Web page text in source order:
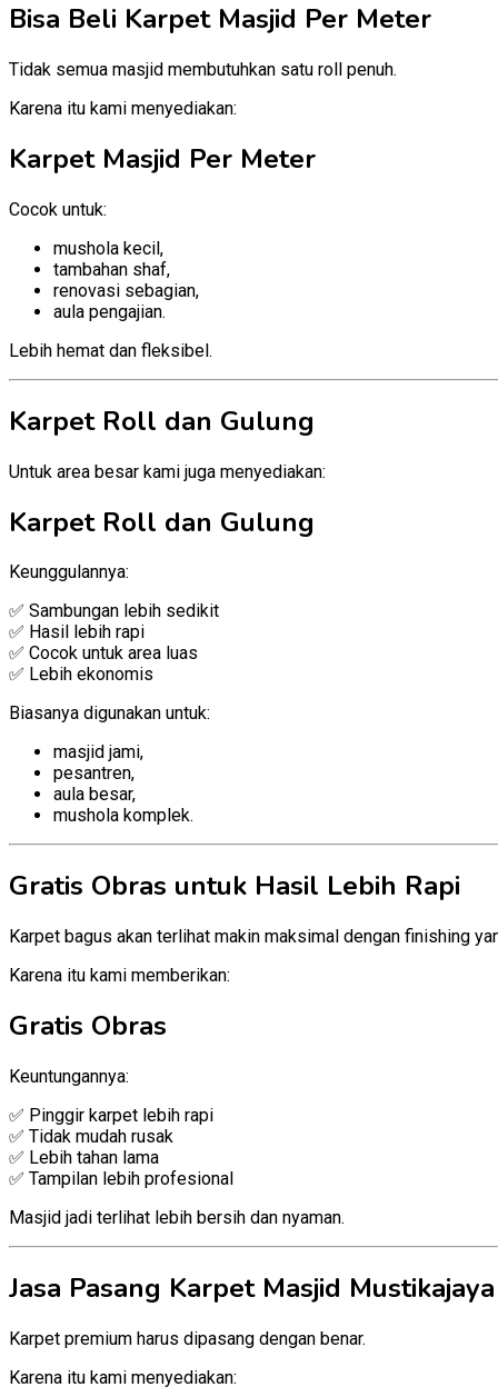
Bisa Beli Karpet Masjid Per Meter
Tidak semua masjid membutuhkan satu roll penuh.
Karena itu kami menyediakan:
Karpet Masjid Per Meter
Cocok untuk:
mushola kecil,
tambahan shaf,
renovasi sebagian,
aula pengajian.
Lebih hemat dan fleksibel.
Karpet Roll dan Gulung
Untuk area besar kami juga menyediakan:
Karpet Roll dan Gulung
Keunggulannya:
✅ Sambungan lebih sedikit
✅ Hasil lebih rapi
✅ Cocok untuk area luas
✅ Lebih ekonomis
Biasanya digunakan untuk:
masjid jami,
pesantren,
aula besar,
mushola komplek.
Gratis Obras untuk Hasil Lebih Rapi
Karpet bagus akan terlihat makin maksimal dengan finishing
Karena itu kami memberikan:
Gratis Obras
Keuntungannya:
✅ Pinggir karpet lebih rapi
✅ Tidak mudah rusak
✅ Lebih tahan lama
✅ Tampilan lebih profesional
Masjid jadi terlihat lebih bersih dan nyaman.
Jasa Pasang Karpet Masjid Mustikajaya
Karpet premium harus dipasang dengan benar.
Karena itu kami menyediakan: